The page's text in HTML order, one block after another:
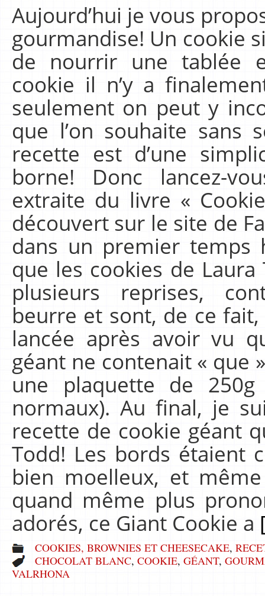
Aujourd’hui je vous
gourmandise! Un cookie
de nourrir une tablée
cookie il n’y a
seulement on peut y
que l’on souhaite sans
recette est d’une
borne! Donc lancez-
extraite du livre «
découvert sur le site de
dans un premier temps
que les cookies de
plusieurs reprises,
beurre et sont, de ce fait,
lancée après avoir vu
géant ne contenait « que
une plaquette de
normaux). Au final, je
recette de cookie géant
Todd! Les bords étaient
bien moelleux, et
quand même plus
adorés, ce Giant Cookie a
COOKIES, BROWNIES ET CHEESECAKE,
CHOCOLAT BLANC, COOKIE, GÉANT,
VALRHONA